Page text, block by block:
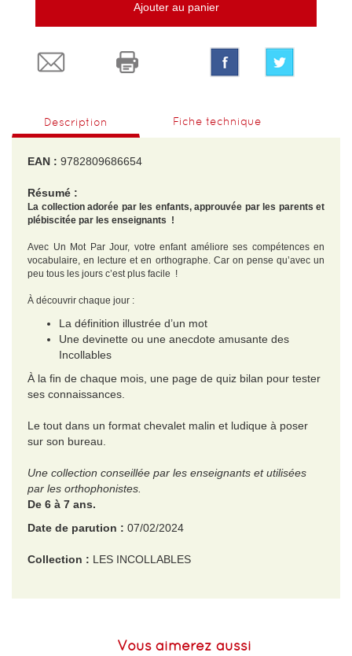
Ajouter au panier
Description Fiche technique
EAN : 9782809686654
Résumé :
La collection adorée par les enfants, approuvée par les parents et
plébiscitée par les enseignants !
Avec Un Mot Par Jour, votre enfant améliore ses compétences en
vocabulaire, en lecture et en orthographe. Car on pense qu’avec un
peu tous les jours c’est plus facile !
À découvrir chaque jour :
La définition illustrée d’un mot
Une devinette ou une anecdote amusante des
Incollables
À la fin de chaque mois, une page de quiz bilan pour tester
ses connaissances.
Le tout dans un format chevalet malin et ludique à poser
sur son bureau.
Une collection conseillée par les enseignants et utilisées
par les orthophonistes.
De 6 à 7 ans.
Date de parution : 07/02/2024
Collection : LES INCOLLABLES
Vous aimerez aussi